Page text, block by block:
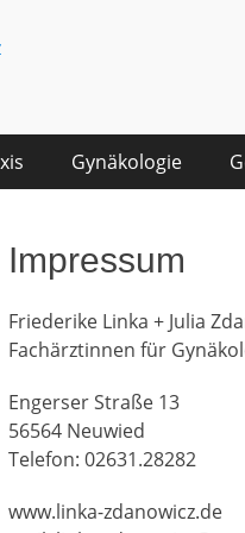
Gynäkologie
Impressum
Friederike Linka + Julia
Fachärztinnen für
Engerser Straße 13
56564 Neuwied
Telefon: 02631.28282
www.linka-zdanowicz.de